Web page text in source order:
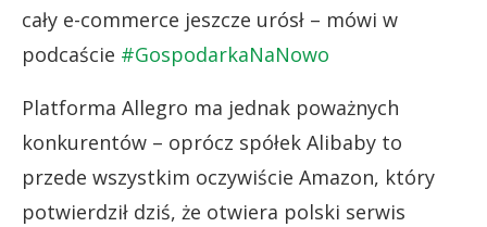
cały e-commerce jeszcze urósł – mówi w
podcaście #GospodarkaNaNowo
Platforma Allegro ma jednak poważnych
konkurentów – oprócz spółek Alibaby to
przede wszystkim oczywiście Amazon, który
potwierdził dziś, że otwiera polski serwis